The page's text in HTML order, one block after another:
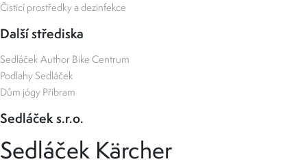
Čisticí prostředky a dezinfekce
Další střediska
Sedláček Author Bike Centrum
Podlahy Sedláček
Dům jógy Příbram
Sedláček s.r.o.
Sedláček Kärcher